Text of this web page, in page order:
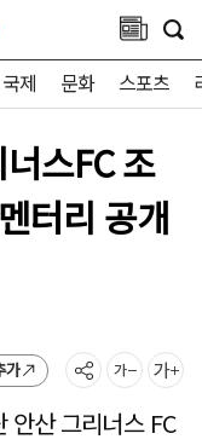
국제 문화 스포츠
스FC 조
터리 공개
가
안산 그리너스 FC